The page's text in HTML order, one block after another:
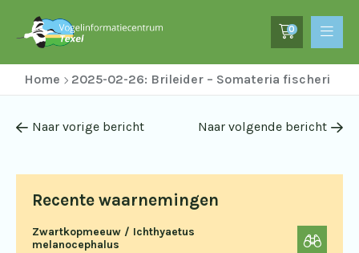
0
Home 2025-02-26: Brileider – Somateria fischeri
Recente waarnemingen
Zwartkopmeeuw / Ichthyaetus
melanocephalus
Naar vorige bericht Naar volgende bericht